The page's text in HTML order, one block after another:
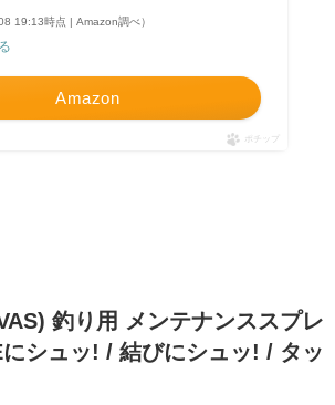
19:13時点 | Amazon調べ）
Amazon
ポチップ
釣り用 メンテナンススプレ
シュッ! / 結びにシュッ! / タッ